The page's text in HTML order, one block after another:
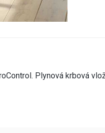
Plynová krbová